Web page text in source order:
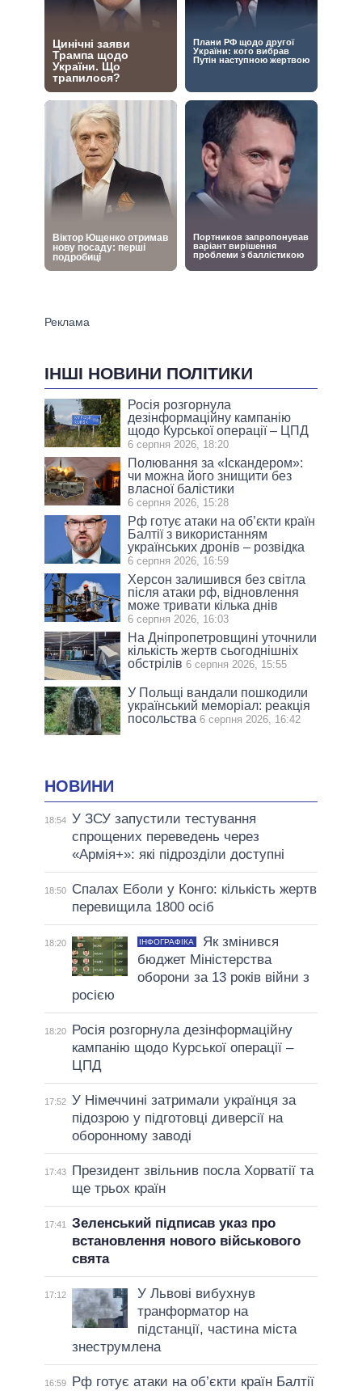
ІНШІ НОВИНИ ПОЛІТИКИ
Росія розгорнула
дезінформаційну кампанію
щодо Курської операції – ЦПД
6 серпня 2026, 18:20
Полювання за «Іскандером»:
чи можна його знищити без
власної балістики
6 серпня 2026, 15:28
Рф готує атаки на об’єкти країн
Балтії з використанням
українських дронів – розвідка
6 серпня 2026, 16:59
Херсон залишився без світла
після атаки рф, відновлення
може тривати кілька днів
6 серпня 2026, 16:03
На Дніпропетровщині уточнили
кількість жертв сьогоднішніх
обстрілів 6 серпня 2026, 15:55
У Польщі вандали пошкодили
український меморіал: реакція
посольства 6 серпня 2026, 16:42
НОВИНИ
18:54 У ЗСУ запустили тестування
спрощених переведень через
«Армія+»: які підрозділи доступні
18:50
Спалах Еболи у Конго: кількість жертв
перевищила 1800 осіб
18:20 ІНФОГРАФІКА
Як змінився
бюджет Міністерства
оборони за 13 років війни з
росією
18:20
Росія розгорнула дезінформаційну
кампанію щодо Курської операції –
ЦПД
17:52 У Німеччині затримали українця за
підозрою у підготовці диверсії на
оборонному заводі
17:43
Президент звільнив посла Хорватії та
ще трьох країн
17:41
Зеленський підписав указ про
встановлення нового військового
свята
17:12
У Львові вибухнув
транформатор на
підстанції, частина міста
знеструмлена
16:59
Рф готує атаки на об’єкти країн Балтії